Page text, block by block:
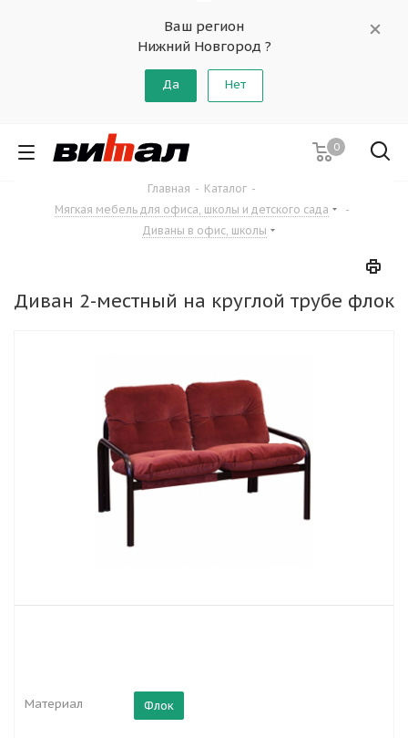
Ваш регион
Нижний Новгород ?
Да Нет
0
Главная - Каталог -
Мягкая мебель для офиса, школы и детского сада
-
Диваны в офис, школы
Диван 2-местный на круглой трубе флок
Материал Флок